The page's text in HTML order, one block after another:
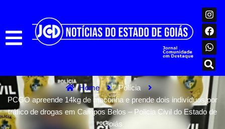
Home
Polícia
PCGO apreende 14kg de maconha e prende dois indivíduos por
tráfico de drogas em Campos Belos – Policia Civil do Estado de
Goiás